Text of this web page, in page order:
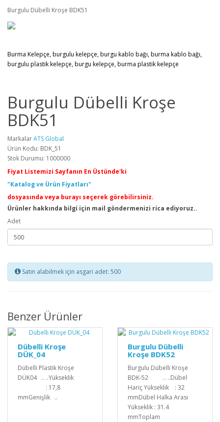
Burgulu Dübelli Kroşe BDK51
Burma Kelepçe, burgulu kelepçe, burgu kablo bağı, burma kablo bağı,
burgulu plastik kelepçe, burgu kelepçe, burma plastik kelepçe
Burgulu Dübelli Kroşe
BDK51
MarkalarATS Global
Ürün Kodu: BDK_51
Stok Durumu: 1000000
Fiyat Listemizi Sayfanın En Üstünde'ki
"Katalog ve Ürün Fiyatları"
dosyasında veya burayı seçerek görebilirsiniz.
Ürünler hakkında bilgi için mail göndermenizi rica ediyoruz..
Adet
Satın alabilmek için asgari adet: 500
Benzer Ürünler
Dübelli Kroşe
DÜK_04
Dübelli Plastik Kroşe
DÜK04 .. ..Yükseklik
: 17,8
mmGenişlik ..
Burgulu Dübelli
Kroşe BDK52
Burgulu Dübelli Kroşe
BDK-52 .. ..Dübel
Hariç Yükseklik : 32
mmDübel Halka Arası
Yükseklik : 31.4
mmToplam